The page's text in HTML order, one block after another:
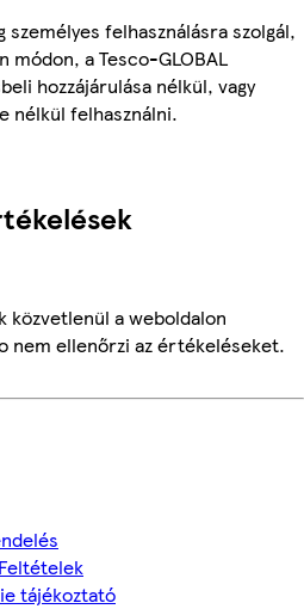
felhasználásra szolgál,
módon, a Tesco-GLOBAL
hozzájárulása nélkül, vagy
nélkül felhasználni.
közvetlenül a weboldalon
nem ellenőrzi az értékeléseket.
tájékoztató